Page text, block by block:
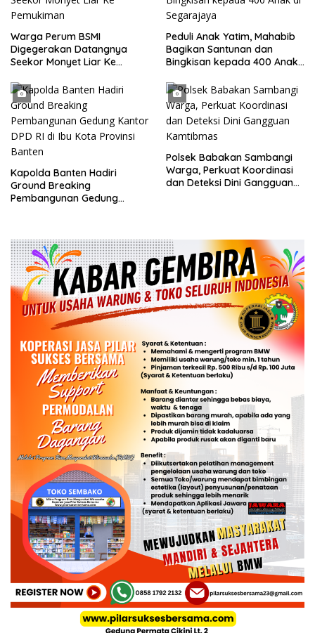
Warga Perum BSMI
Digegerakan Datangnya
Seekor Monyet Liar Ke
Peduli Anak Yatim, Mahabib
Bagikan Santunan dan
Bingkisan kepada 400 Anak
Kapolda Banten Hadiri
Ground Breaking
Pembangunan Gedung
Polsek Babakan Sambangi
Warga, Perkuat Koordinasi
dan Deteksi Dini Gangguan